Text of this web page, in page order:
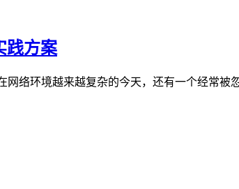
践方案
络环境越来越复杂的今天，还有一个经常